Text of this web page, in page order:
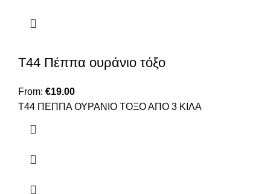
Τ44 Πέππα ουράνιο τόξο
From: €19.00
Τ44 ΠΕΠΠΑ ΟΥΡΑΝΙΟ ΤΟΞΟ ΑΠΟ 3 ΚΙΛΑ